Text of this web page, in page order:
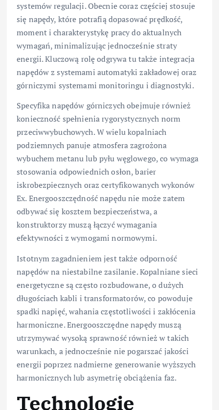
systemów regulacji. Obecnie coraz częściej stosuje
się napędy, które potrafią dopasować prędkość,
moment i charakterystykę pracy do aktualnych
wymagań, minimalizując jednocześnie straty
energii. Kluczową rolę odgrywa tu także integracja
napędów z systemami automatyki zakładowej oraz
górniczymi systemami monitoringu i diagnostyki.
Specyfika napędów górniczych obejmuje również
konieczność spełnienia rygorystycznych norm
przeciwwybuchowych. W wielu kopalniach
podziemnych panuje atmosfera zagrożona
wybuchem metanu lub pyłu węglowego, co wymaga
stosowania odpowiednich osłon, barier
iskrobezpiecznych oraz certyfikowanych wykonów
Ex. Energooszczędność napędu nie może zatem
odbywać się kosztem bezpieczeństwa, a
konstruktorzy muszą łączyć wymagania
efektywności z wymogami normowymi.
Istotnym zagadnieniem jest także odporność
napędów na niestabilne zasilanie. Kopalniane sieci
energetyczne są często rozbudowane, o dużych
długościach kabli i transformatorów, co powoduje
spadki napięć, wahania częstotliwości i zakłócenia
harmoniczne. Energooszczędne napędy muszą
utrzymywać wysoką sprawność również w takich
warunkach, a jednocześnie nie pogarszać jakości
energii poprzez nadmierne generowanie wyższych
harmonicznych lub asymetrię obciążenia faz.
Technologie